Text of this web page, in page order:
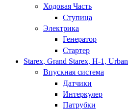
Ходовая Часть
Ступица
Электрика
Генератор
Стартер
Starex, Grand Starex, H-1, Urban
Впускная система
Датчики
Интеркулер
Патрубки